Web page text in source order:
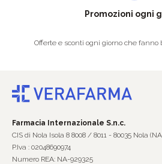
Promozioni ogni
Offerte e sconti ogni giorno che fanno
Farmacia Internazionale S.n.c.
CIS di Nola Isola 8 8008 / 8011 - 80035 Nola
P.Iva : 02048690974
Numero REA: NA-929325